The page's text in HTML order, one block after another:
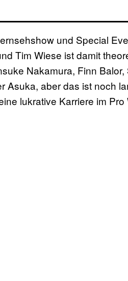
und Special
Tim Wiese ist damit
Nakamura, Finn
Asuka, aber das ist noch
lukrative Karriere im Pro